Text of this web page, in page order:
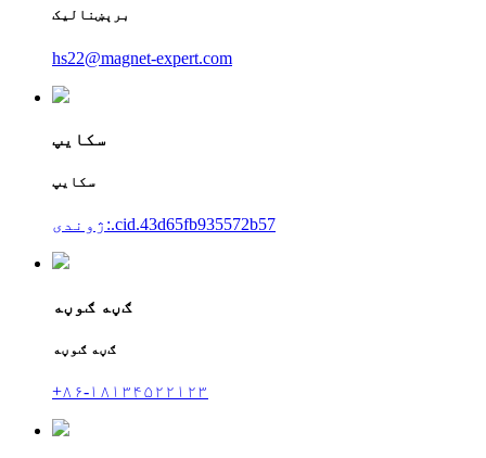
برېښنالیک
hs22@magnet-expert.com
سکایپ
سکایپ
ژوندی:.cid.43d65fb935572b57
ګڼه ګوڼه
ګڼه ګوڼه
+۸۶-۱۸۱۳۴۵۲۲۱۲۳